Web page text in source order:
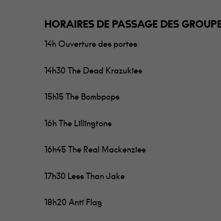
HORAIRES DE PASSAGE DES
14h Ouverture des portes
14h30 The Dead Krazukies
15h15 The Bombpops
16h The Lillingtons
16h45 The Real Mackenzies
17h30 Less Than Jake
18h20 Anti Flag